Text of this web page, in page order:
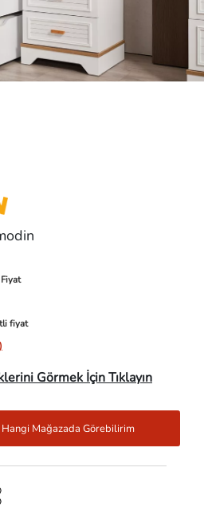
fiyat
Görmek İçin Tıklayın
Hangi Mağazada Görebilirim